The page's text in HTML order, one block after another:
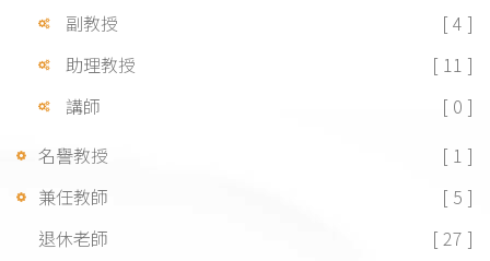
副教授
[ 4 ]
助理教授
[ 11 ]
講師
[ 0 ]
名譽教授
[ 1 ]
兼任教師
[ 5 ]
退休老師
[ 27 ]